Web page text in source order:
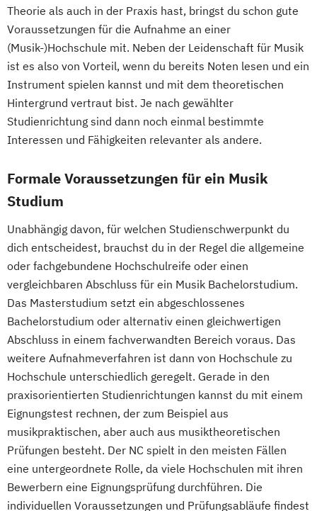
Theorie als auch in der Praxis hast, bringst du schon gute
Voraussetzungen für die Aufnahme an einer
(Musik-)Hochschule mit. Neben der Leidenschaft für Musik
ist es also von Vorteil, wenn du bereits Noten lesen und ein
Instrument spielen kannst und mit dem theoretischen
Hintergrund vertraut bist. Je nach gewählter
Studienrichtung sind dann noch einmal bestimmte
Interessen und Fähigkeiten relevanter als andere.
Formale Voraussetzungen für ein Musik
Studium
Unabhängig davon, für welchen Studienschwerpunkt du
dich entscheidest, brauchst du in der Regel die allgemeine
oder fachgebundene Hochschulreife oder einen
vergleichbaren Abschluss für ein Musik Bachelorstudium.
Das Masterstudium setzt ein abgeschlossenes
Bachelorstudium oder alternativ einen gleichwertigen
Abschluss in einem fachverwandten Bereich voraus. Das
weitere Aufnahmeverfahren ist dann von Hochschule zu
Hochschule unterschiedlich geregelt. Gerade in den
praxisorientierten Studienrichtungen kannst du mit einem
Eignungstest rechnen, der zum Beispiel aus
musikpraktischen, aber auch aus musiktheoretischen
Prüfungen besteht. Der NC spielt in den meisten Fällen
eine untergeordnete Rolle, da viele Hochschulen mit ihren
Bewerbern eine Eignungsprüfung durchführen. Die
individuellen Voraussetzungen und Prüfungsabläufe findest